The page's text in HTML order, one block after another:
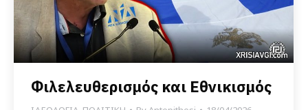
Φιλελευθερισμός και Εθνικισμός